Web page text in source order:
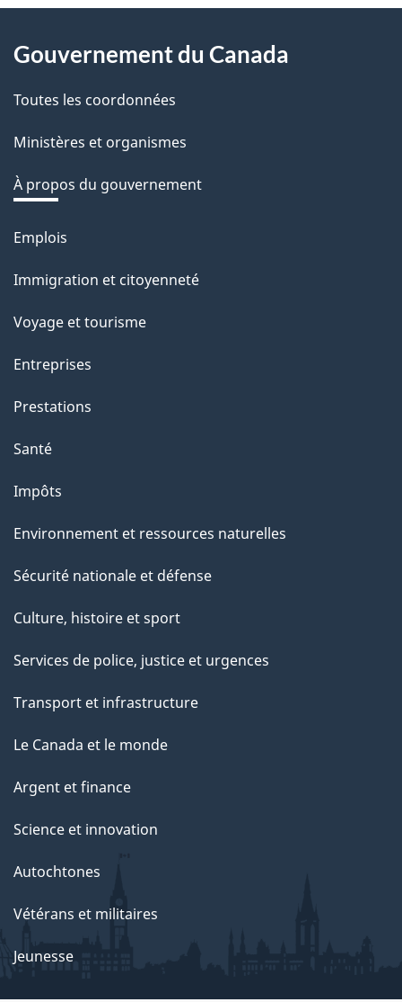
v
o
t
r
r
é
t
r
a
c
i
o
s
u
c
e
t
e
a
g
About
this
site
Gouvernement du Canada
Toutes les coordonnées
Ministères et organismes
À propos du gouvernement
Thèmes
sujets
Emplois
Immigration et citoyenneté
Voyage et tourisme
Entreprises
Prestations
Santé
Impôts
Environnement et ressources naturelles
Sécurité nationale et défense
Culture, histoire et sport
Services de police, justice et urgences
Transport et infrastructure
Le Canada et le monde
Argent et finance
Science et innovation
Autochtones
Vétérans et militaires
Jeunesse